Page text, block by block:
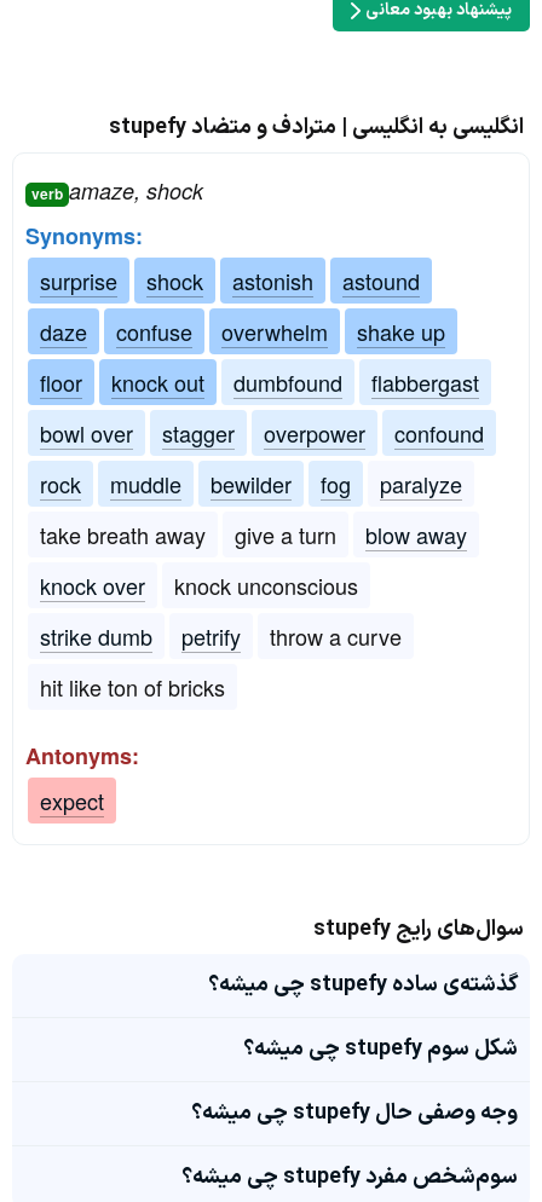
پیشنهاد بهبود معانی
انگلیسی به انگلیسی | مترادف و متضاد stupefy
verb amaze, shock
Synonyms:
surprise
shock astonish
astound
daze
confuse overwhelm
shake up
floor
knock out dumbfound
flabbergast
bowl over
stagger overpower
confound
rock
muddle bewilder fog
paralyze
take breath away
give a turn
blow away
knock over
knock unconscious
strike dumb
petrify
throw a curve
hit like ton of bricks
Antonyms:
expect
سوال‌های رایج stupefy
گذشته‌ی ساده stupefy چی میشه؟
شکل سوم stupefy چی میشه؟
وجه وصفی حال stupefy چی میشه؟
سوم‌شخص مفرد stupefy چی میشه؟